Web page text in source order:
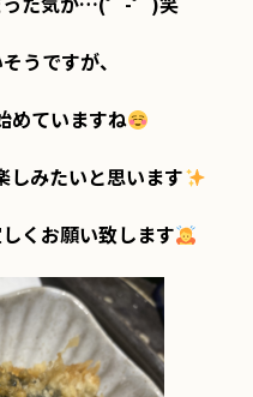
うですが、
めていますね
しみたいと思います
くお願い致します